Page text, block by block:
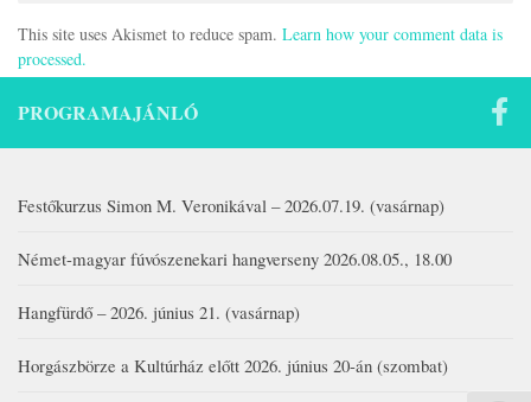
This site uses Akismet to reduce spam. Learn how your comment data is
processed.
PROGRAMAJÁNLÓ
Festőkurzus Simon M. Veronikával – 2026.07.19. (vasárnap)
Német-magyar fúvószenekari hangverseny 2026.08.05., 18.00
Hangfürdő – 2026. június 21. (vasárnap)
Horgászbörze a Kultúrház előtt 2026. június 20-án (szombat)